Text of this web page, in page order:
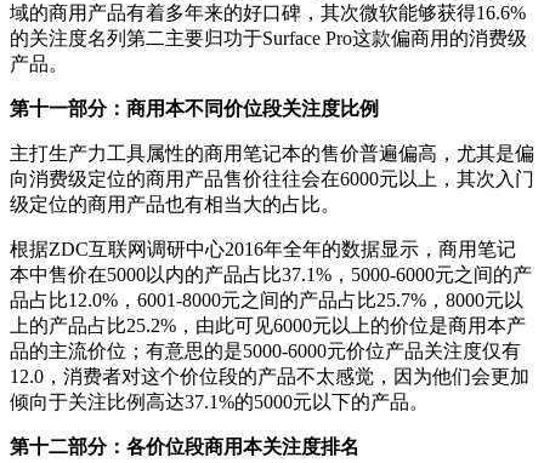
域的商用产品有着多年来的好口碑，其次微软能够获得16.6%
的关注度名列第二主要归功于Surface Pro这款偏商用的消费级
产品。
第十一部分：商用本不同价位段关注度比例
主打生产力工具属性的商用笔记本的售价普遍偏高，尤其是偏
向消费级定位的商用产品售价往往会在6000元以上，其次入门
级定位的商用产品也有相当大的占比。
根据ZDC互联网调研中心2016年全年的数据显示，商用笔记
本中售价在5000以内的产品占比37.1%，5000-6000元之间的产
品占比12.0%，6001-8000元之间的产品占比25.7%，8000元以
上的产品占比25.2%，由此可见6000元以上的价位是商用本产
品的主流价位；有意思的是5000-6000元价位产品关注度仅有
12.0，消费者对这个价位段的产品不太感觉，因为他们会更加
倾向于关注比例高达37.1%的5000元以下的产品。
第十二部分：各价位段商用本关注度排名